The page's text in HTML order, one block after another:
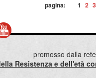
pagina: 1 2 3
promosso dalla
Resistenza e dell'età